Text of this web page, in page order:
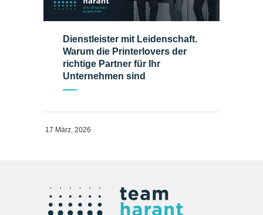
Dienstleister mit Leidenschaft.
Warum die Printerlovers der
richtige Partner für Ihr
Unternehmen sind
17 März, 2026